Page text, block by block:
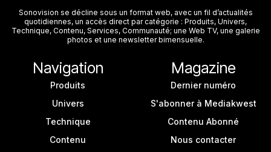
Sonovision se décline sous un format web, avec un fil d’actualités
quotidiennes, un accès direct par catégorie : Produits, Univers,
Technique, Contenu, Services, Communauté; une Web TV, une galerie
photos et une newsletter bimensuelle.
Navigation
Produits
Univers
Technique
Contenu
Magazine
Dernier numéro
S'abonner à Mediakwest
Contenu Abonné
Nous contacter